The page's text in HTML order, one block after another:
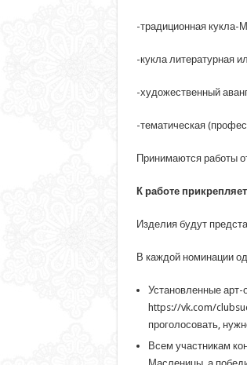
-традиционная кукла-
-кукла литературная
-художественный
-тематическая
Принимаются работы
К работе
Изделия будут
В каждой номинации
Установленные
https://vk.com/
проголосовать,
Всем участникам